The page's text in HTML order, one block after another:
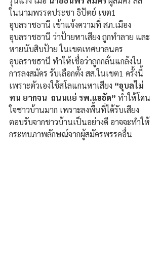
ในนามพรรคประชา ธิปัตย์ เขต1
อุบลราชธานี เข้าแจ้งความที่ สภ.เมือง
อุบลราชธานี ว่าป้ายหาเสียง ถูกทำลาย และ
หายนับสิบป้าย ในเขตเทศบาลนคร
อุบลราชธานี ทำให้เชื่อว่าถูกกลั่นแกล้งใน
การลงสมัคร รับเลือกตั้ง สส.ในเขต1 ครั้งนี้
เพราะตัวเองใช้สโลแกนหาเสียง “อุบลไม่
ทน ยากจน  ถนนแย่ รพ.แออัด” ทำให้โดน
ใจชาวบ้านมาก เพราะลงพื้นที่ได้รับเสียง
ตอบรับจากชาวบ้านเป็นอย่างดี อาจจะทำให้
กระทบภาพลักษณ์จากผู้สมัครพรรคอื่น